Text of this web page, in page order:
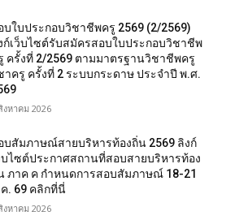
บใบประกอบวิชาชีพครู 2569 (2/2569)
ก์เว็บไซต์รับสมัครสอบใบประกอบวิชาชีพ
ครั้งที่ 2/2569 ตามมาตรฐานวิชาชีพครู
าครู ครั้งที่ 2 ระบบกระดาษ ประจำปี พ.ศ.
งหาคม 2026
บสัมภาษณ์สายบริหารท้องถิ่น 2569 ลิงก์
บไซต์ประกาศสถานที่สอบสายบริหารท้อง
ภาค ค กำหนดการสอบสัมภาษณ์ 18-21
. 69 คลิกที่นี่
งหาคม 2026